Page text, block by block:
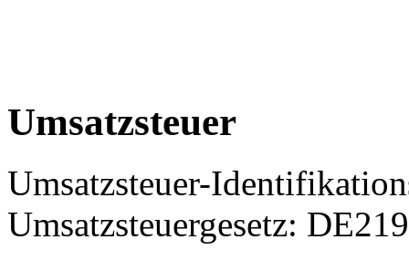
Umsatzsteuer
Umsatzsteuer-
Umsatzsteuergesetz: